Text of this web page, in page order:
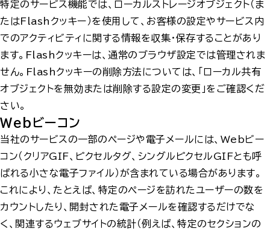
特定のサービス機能では、ローカルストレージオブジェクト（ま
たはFlashクッキー）を使用して、お客様の設定やサービス内
でのアクティビティに関する情報を収集・保存することがあり
ます。Flashクッキーは、通常のブラウザ設定では管理されま
せん。Flashクッキーの削除方法については、「
ローカル共有
オブジェクトを無効または削除する設定の変更 」をご確認くだ
さい。
Webビーコン
当社のサービスの一部のページや電子メールには、Webビー
コン（クリアGIF、ピクセルタグ、シングルピクセルGIFとも呼
ばれる小さな電子ファイル）が含まれている場合があります。
これにより、たとえば、特定のページを訪れたユーザーの数を
カウントしたり、開封された電子メールを確認するだけでな
く、関連するウェブサイトの統計（例えば、特定のセクションの